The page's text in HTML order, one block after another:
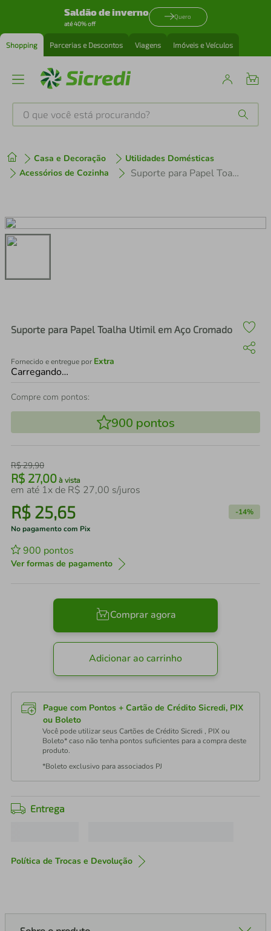
Saldão de inverno
até 40% off
Quero
Shopping Parcerias e Descontos Viagens Imóveis e Veículos
O que você está procurando?
Casa e Decoração
Utilidades Domésticas
Acessórios de Cozinha
Suporte para Papel Toalha Utimil em Aço Cromado
Suporte para Papel Toalha Utimil em Aço Cromado
Fornecido e entregue por Extra
Carregando…
Compre com pontos:
900 pontos
R$29,90
R$ 27,00 à vista
em até 1x de R$ 27,00 s/juros
R$ 25,65 -14%
No pagamento com Pix
900 pontos
Ver formas de pagamento
Comprar agora
Adicionar ao carrinho
Pague com Pontos + Cartão de Crédito Sicredi, PIX
ou Boleto
Você pode utilizar seus Cartões de Crédito Sicredi , PIX ou
Boleto* caso não tenha pontos suficientes para a compra deste
produto.
*Boleto exclusivo para associados PJ
Entrega
Política de Trocas e Devolução
1º tenis
3º